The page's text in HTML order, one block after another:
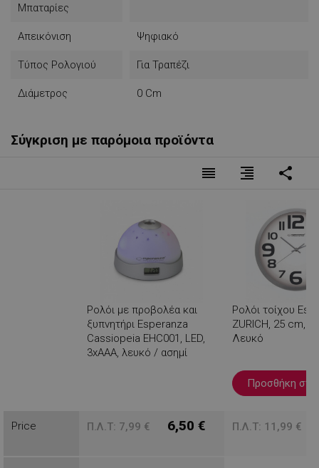
Μπαταρίες
Απεικόνιση Ψηφιακό
Τύπος Ρολογιού Για Τραπέζι
Διάμετρος 0 Cm
Σύγκριση με παρόμοια προϊόντα
reorder format_align_right share
Ρολόι με προβολέα και
ξυπνητήρι Esperanza
Cassiopeia EHC001, LED,
3xAAA, λευκό / ασημί
Ρολόι τοίχου
ZURICH, 25 cm,
Λευκό
Προσθήκη στο
Price Π.Λ.Τ: 7,99 € 6,50 € Π.Λ.Τ: 11,99 €